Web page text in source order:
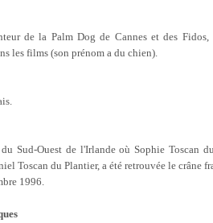
de la Palm Dog de Cannes et des Fidos,
les films (son prénom a du chien).
.
Sud-Ouest de l'Irlande où Sophie Toscan
Toscan du Plantier, a été retrouvée le crâne
1996.